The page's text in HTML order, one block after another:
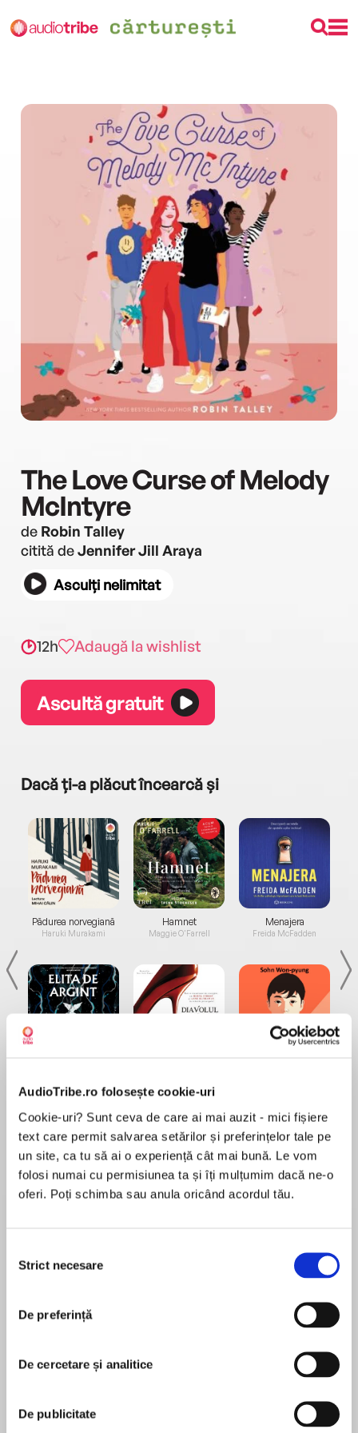
AudioTribe.ro folosește cookie-uri
Cookie-uri? Sunt ceva de care ai mai auzit - mici fișiere
text care permit salvarea setărilor și preferințelor tale pe
un site, ca tu să ai o experiență cât mai bună. Le vom
folosi numai cu permisiunea ta și îți mulțumim dacă ne-o
oferi. Poți schimba sau anula oricând acordul tău.
consimțământului
Strict necesare
De preferință
De cercetare și analitice
De publicitate
The Love Curse of Melody
McIntyre
de Robin Talley
citită deJennifer Jill Araya
Asculți nelimitat
12h Adaugă la wishlist
Ascultă gratuit
Dacă ți-a plăcut încearcă și
Pădurea norvegiană
Haruki Murakami
Hamnet
Maggie O'Farrell
Menajera
Freida McFadden
Desprecarte
Perfect for fans of Becky Albertalli and Nina
something for everyone: backstage rendezvous,
deadly props, and a seemingly insurmountable
Melody McIntyre, stage manager extraordinaire,
Every time she falls for someone during a school
În acest moment nu există recenzii